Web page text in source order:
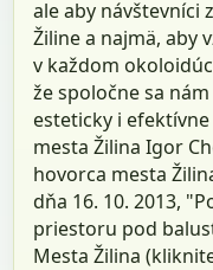
ale aby návštevníci
Žiline a najmä, aby
v každom
že spoločne sa
esteticky i
mesta Žilina Igor
hovorca mesta
dňa 16. 10. 2013,
priestoru pod
Mesta Žilina